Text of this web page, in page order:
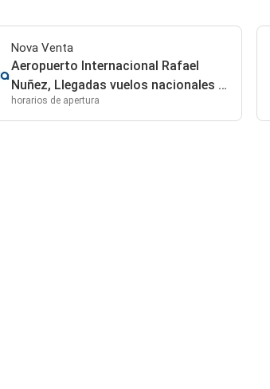
Nova Venta
Aeropuerto Internacional Rafael
Nuñez, Llegadas vuelos nacionales y
sala abordaje piso 2, 130015
Provincia de Cartagena
horarios de apertura